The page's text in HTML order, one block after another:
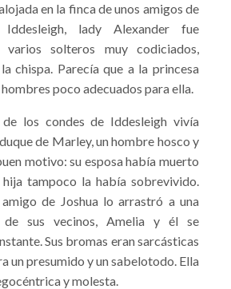
en la finca de unos amigos de
lady Alexander fue
varios solteros muy codiciados,
chispa. Parecía que a la princesa
poco adecuados para ella.
los condes de Iddesleigh vivía
de Marley, un hombre hosco y
motivo: su esposa había muerto
tampoco la había sobrevivido.
de Joshua lo arrastró a una
de sus vecinos, Amelia y él se
Sus bromas eran sarcásticas
un presumido y un sabelotodo. Ella
y molesta.